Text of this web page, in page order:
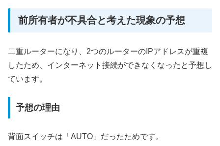
前所有者が不具合と考えた現象の予想
二重ルーターになり、2つのルーターのIPアドレスが重複
したため、インターネット接続ができなくなったと予想し
ています。
予想の理由
背面スイッチは「AUTO」だったためです。